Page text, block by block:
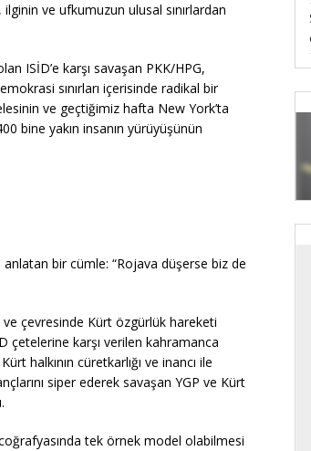
ve ufkumuzun ulusal sınırlardan
ISİD’e karşı savaşan PKK/HPG,
sınırları içerisinde radikal bir
ve geçtiğimiz hafta New York’ta
bine yakın insanın yürüyüşünün
bir cümle: “Rojava düşerse biz de
çevresinde Kürt özgürlük hareketi
çetelerine karşı verilen kahramanca
halkının cüretkarlığı ve inancı ile
siper ederek savaşan YGP ve Kürt
tek örnek model olabilmesi